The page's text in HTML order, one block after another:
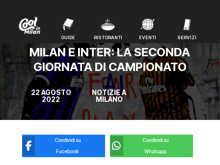
GUIDE RISTORANTI EVENTI SERVIZI
GUIDE RISTORANTI EVENTI SERVIZI
MILAN E INTER: LA SECONDA
GIORNATA DI CAMPIONATO
22 AGOSTO
2022
NOTIZIE A
MILANO
Condividi su
Facebook
Condividi su
Whatsapp